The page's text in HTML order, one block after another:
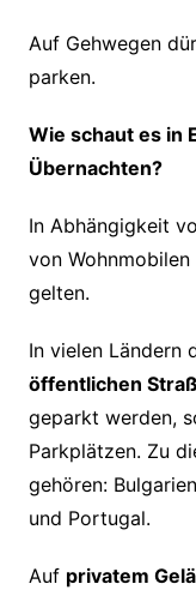
Auf Gehwegen
parken.
Wie schaut es in
Übernachten?
In Abhängigkeit
von
gelten.
In vielen Ländern
öffentlichen
geparkt werden,
Parkplätzen. Zu
gehören:
und Portugal.
Auf privatem